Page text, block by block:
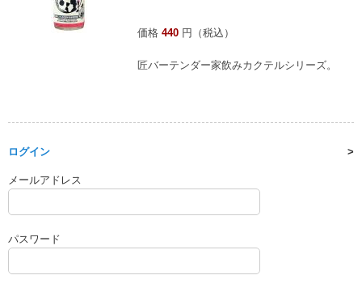
価格 440 円（税込）
匠バーテンダー家飲みカクテルシリーズ。
ログイン
メールアドレス
パスワード